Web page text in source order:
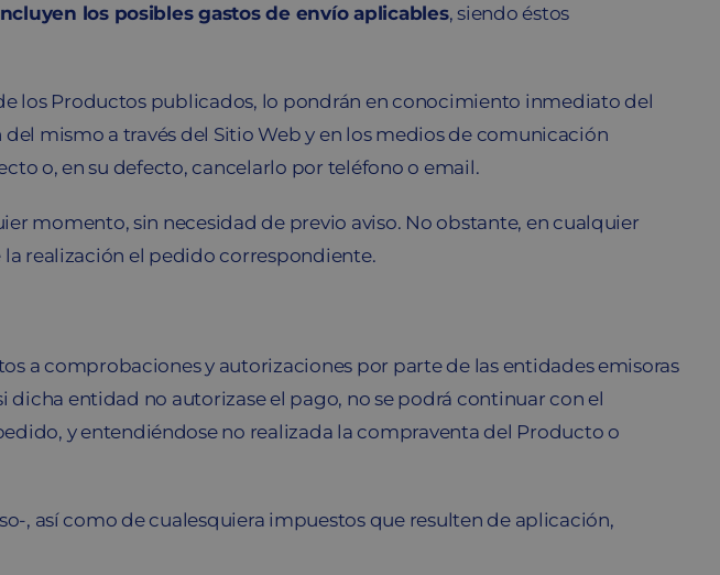
los posibles gastos de envío aplicables, siendo éstos
los Productos publicados, lo pondrán en conocimiento inmediato del
mismo a través del Sitio Web y en los medios de comunicación
o, en su defecto, cancelarlo por teléfono o email.
momento, sin necesidad de previo aviso. No obstante, en cualquier
la realización el pedido correspondiente.
a comprobaciones y autorizaciones por parte de las entidades emisoras
entidad no autorizase el pago, no se podrá continuar con el
y entendiéndose no realizada la compraventa del Producto o
, así como de cualesquiera impuestos que resulten de aplicación,